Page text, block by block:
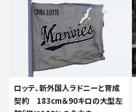
ロッテ、新外国人ラドニーと育成
契約 183cm＆90キロの大型左